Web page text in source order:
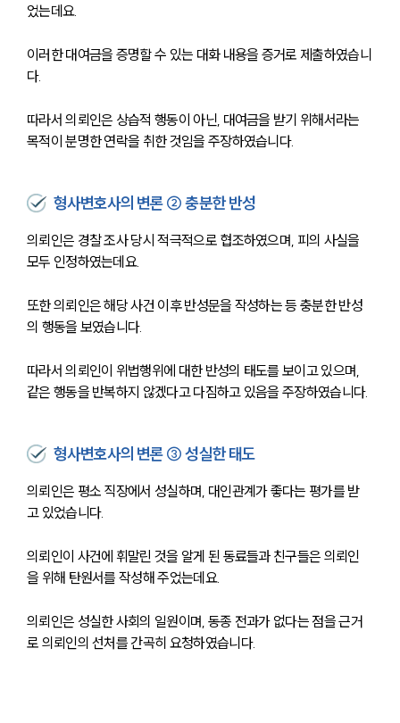
센터소개
대륜의 강점
오시는 길
글로벌 파트너 로펌
었는데요.
이러한 대여금을 증명할 수 있는 대화 내용을 증거로 제출하였습니
다.
따라서 의뢰인은 상습적 행동이 아닌, 대여금을 받기 위해서라는
목적이 분명한 연락을 취한 것임을 주장하였습니다.
형사변호사의 변론 ② 충분한 반성
의뢰인은 경찰 조사 당시 적극적으로 협조하였으며, 피의 사실을
모두 인정하였는데요.
또한 의뢰인은 해당 사건 이후 반성문을 작성하는 등 충분한 반성
의 행동을 보였습니다.
따라서 의뢰인이 위법행위에 대한 반성의 태도를 보이고 있으며,
같은 행동을 반복하지 않겠다고 다짐하고 있음을 주장하였습니다.
형사변호사의 변론 ③ 성실한 태도
의뢰인은 평소 직장에서 성실하며, 대인관계가 좋다는 평가를 받
고 있었습니다.
의뢰인이 사건에 휘말린 것을 알게 된 동료들과 친구들은 의뢰인
을 위해 탄원서를 작성해 주었는데요.
의뢰인은 성실한 사회의 일원이며, 동종 전과가 없다는 점을 근거
로 의뢰인의 선처를 간곡히 요청하였습니다.